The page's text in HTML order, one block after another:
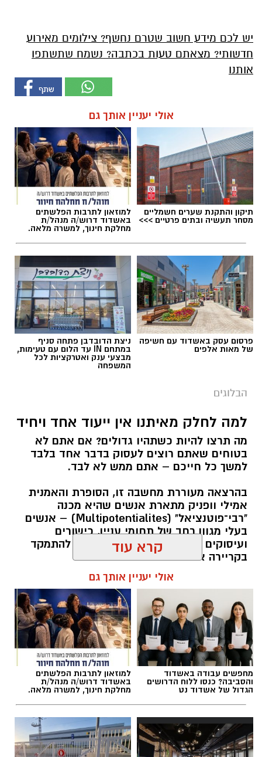
יש לכם מידע חשוב שטרם נחשף? צילומים מאירוע
חדשותי? מצאתם טעות בכתבה? נשמח שתשתפו
אותנו
אולי יעניין אותך גם
תיקון והתקנת שערים חשמליים
מסחר תעשיה ובתים פרטיים >>>
למוזאון לתרבות הפלשתים
באשדוד דרוש/ה מנהל/ת
מחלקת חינוך, למשרה מלאה.
פרסום עסק באשדוד עם חשיפה
של מאות אלפים
ניצת הדובדבן פתחה סניף
במתחם IN עד הלום עם טעימות,
מבצעי ענק ואטרקציות לכל
המשפחה
הבלוגים
למה לחלק מאיתנו אין ייעוד אחד ויחיד
מה תרצו להיות כשתהיו גדולים? אם אתם לא
בטוחים שאתם רוצים לעסוק בדבר אחד בלבד
למשך כל חייכם – אתם ממש לא לבד.
בהרצאה מעוררת מחשבה זו, הסופרת והאמנית
אמילי וופניק מתארת אנשים שהיא מכנה
"רבי־פוטנציאל" (Multipotentialites) – אנשים
בעלי מגוון רחב של תחומי עניין, כישורים
ועיסוקים שונים לאורך חייהם, במקום להתמקד
בקריירה אחת בלבד.
האם גם אתם כאלה?
להאזנה לתוכן:
אלדה נתנאל / 09:20 07.08.26
קרא עוד
אולי יעניין אותך גם
מחפשים עבודה באשדוד
והסביבה? כנסו ללוח הדרושים
הגדול של אשדוד נט
למוזאון לתרבות הפלשתים
באשדוד דרוש/ה מנהל/ת
מחלקת חינוך, למשרה מלאה.